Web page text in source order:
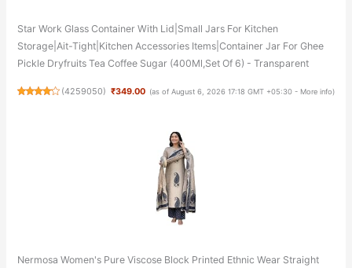
Star Work Glass Container With Lid|Small Jars For Kitchen
Storage|Ait-Tight|Kitchen Accessories Items|Container Jar For Ghee
Pickle Dryfruits Tea Coffee Sugar (400Ml,Set Of 6) - Transparent
(4259050) ₹349.00 (as of August 6, 2026 17:18 GMT +05:30 - More info)
Nermosa Women's Pure Viscose Block Printed Ethnic Wear Straight